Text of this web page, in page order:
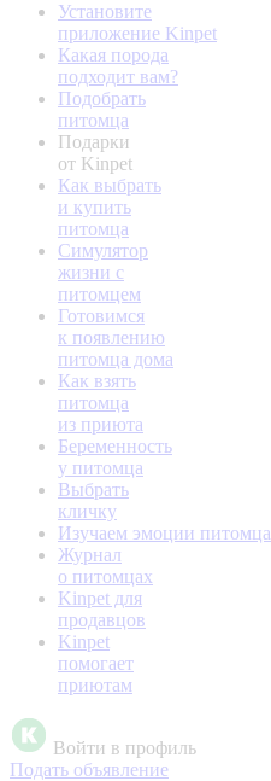
Установите
приложение Kinpet
Какая порода
подходит вам?
Подобрать
питомца
Подарки
от Kinpet
Как выбрать
и купить
питомца
Симулятор
жизни с
питомцем
Готовимся
к появлению
питомца дома
Как взять
питомца
из приюта
Беременность
у питомца
Выбрать
кличку
Изучаем эмоции питомца
Журнал
о питомцах
Kinpet для
продавцов
Kinpet
помогает
приютам
Войти в профиль
Подать объявление